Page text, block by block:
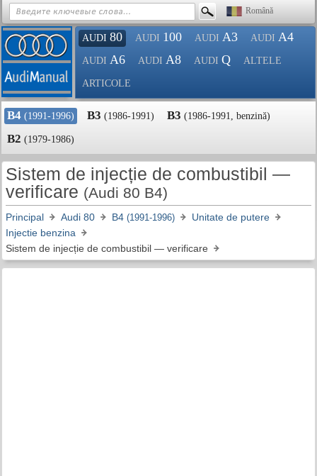
Română
AUDI 80 AUDI 100 AUDI A3 AUDI A4
AUDI A6 AUDI A8 AUDI Q ALTELE
ARTICOLE
B4 (1991-1996) B3 (1986-1991) B3 (1986-1991, benzină)
B2 (1979-1986)
Sistem de injecție de combustibil —
verificare (Audi 80 B4)
Principal Audi 80 B4 (1991-1996)
Unitate de putere
Injectie benzina
Sistem de injecție de combustibil — verificare